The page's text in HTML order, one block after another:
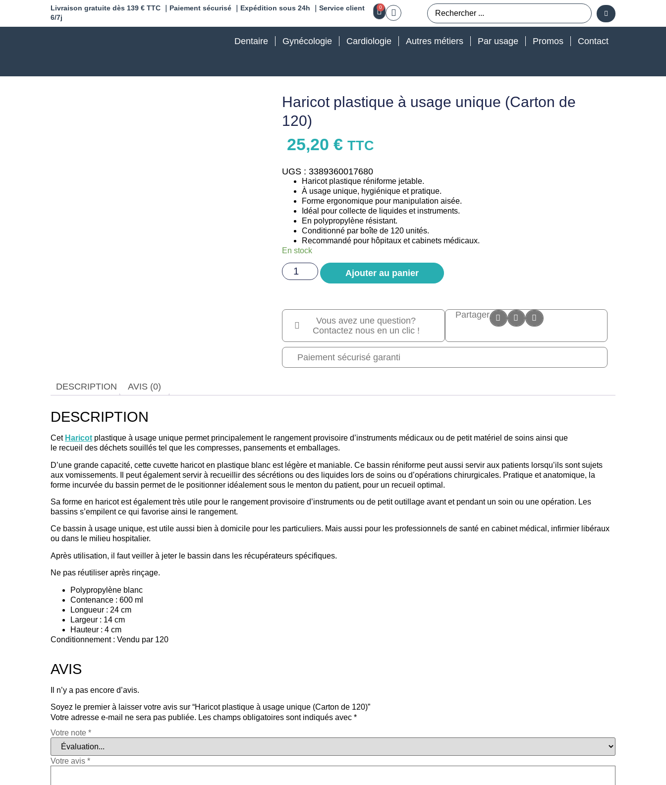
Livraison gratuite dès 139 € TTC ｜Paiement sécurisé ｜Expédition sous 24h ｜Service client
6/7j
0
Dentaire Gynécologie Cardiologie Autres métiers Par usage Promos Contact
Haricot plastique à usage unique (Carton de
120)
25,20€ TTC
UGS : 3389360017680
Haricot plastique réniforme jetable.
À usage unique, hygiénique et pratique.
Forme ergonomique pour manipulation aisée.
Idéal pour collecte de liquides et instruments.
En polypropylène résistant.
Conditionné par boîte de 120 unités.
Recommandé pour hôpitaux et cabinets médicaux.
En stock
Ajouter au panier
Vous avez une question?
Contactez nous en un clic !
Partager
Paiement sécurisé garanti
DESCRIPTION AVIS (0)
DESCRIPTION
Cet Haricot plastique à usage unique permet principalement le rangement provisoire d’instruments médicaux ou de petit matériel de soins ainsi que
le recueil des déchets souillés tel que les compresses, pansements et emballages.
D’une grande capacité, cette cuvette haricot en plastique blanc est légère et maniable. Ce bassin réniforme peut aussi servir aux patients lorsqu’ils sont sujets
aux vomissements. Il peut également servir à recueillir des sécrétions ou des liquides lors de soins ou d’opérations chirurgicales. Pratique et anatomique, la
forme incurvée du bassin permet de le positionner idéalement sous le menton du patient, pour un recueil optimal.
Sa forme en haricot est également très utile pour le rangement provisoire d’instruments ou de petit outillage avant et pendant un soin ou une opération. Les
bassins s’empilent ce qui favorise ainsi le rangement.
Ce bassin à usage unique, est utile aussi bien à domicile pour les particuliers. Mais aussi pour les professionnels de santé en cabinet médical, infirmier libéraux
ou dans le milieu hospitalier.
Après utilisation, il faut veiller à jeter le bassin dans les récupérateurs spécifiques.
Ne pas réutiliser après rinçage.
Polypropylène blanc
Contenance : 600 ml
Longueur : 24 cm
Largeur : 14 cm
Hauteur : 4 cm
Conditionnement : Vendu par 120
AVIS
Il n’y a pas encore d’avis.
Soyez le premier à laisser votre avis sur “Haricot plastique à usage unique (Carton de 120)”
Votre adresse e-mail ne sera pas publiée. Les champs obligatoires sont indiqués avec *
Votre note *
Votre avis *